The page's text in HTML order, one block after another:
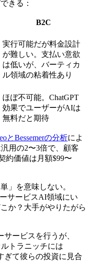
きる：
B2C
実行可能だが料金設計
が難しい。支払い意欲
は低いが、バーティカ
ル領域の粘着性あり
ほぼ不可能。ChatGPT
効果でユーザーがAIは
無料だと期待
とBessemerの分析によ
用の2〜3倍で、顧客
約価値は月額$99〜
」を意味しない。
サービスAI領域にい
か？大手がやりたがら
ービスを行うが、
トラニッチには
ぎて彼らの投資に見合